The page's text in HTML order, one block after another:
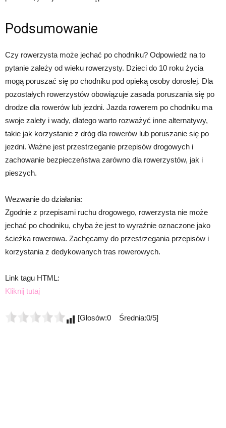
Podsumowanie
Czy rowerzysta może jechać po chodniku? Odpowiedź na to
pytanie zależy od wieku rowerzysty. Dzieci do 10 roku życia
mogą poruszać się po chodniku pod opieką osoby dorosłej. Dla
pozostałych rowerzystów obowiązuje zasada poruszania się po
drodze dla rowerów lub jezdni. Jazda rowerem po chodniku ma
swoje zalety i wady, dlatego warto rozważyć inne alternatywy,
takie jak korzystanie z dróg dla rowerów lub poruszanie się po
jezdni. Ważne jest przestrzeganie przepisów drogowych i
zachowanie bezpieczeństwa zarówno dla rowerzystów, jak i
pieszych.
Wezwanie do działania:
Zgodnie z przepisami ruchu drogowego, rowerzysta nie może
jechać po chodniku, chyba że jest to wyraźnie oznaczone jako
ścieżka rowerowa. Zachęcamy do przestrzegania przepisów i
korzystania z dedykowanych tras rowerowych.
Link tagu HTML:
Kliknij tutaj
[Głosów:0 Średnia:0/5]